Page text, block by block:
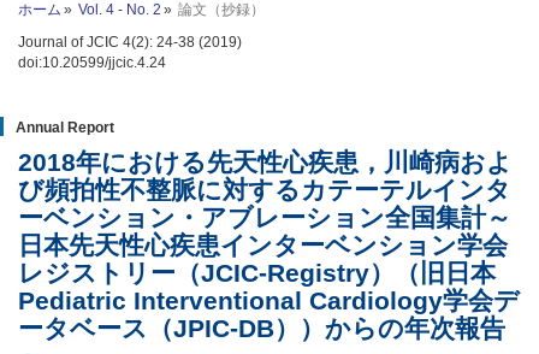
ホーム Vol. 4 - No. 2
論文（抄録）
Journal of JCIC 4(2): 24-38 (2019)
doi:10.20599/jjcic.4.24
Annual Report
2018年における先天性心疾患，川崎病およ
び頻拍性不整脈に対するカテーテルインタ
ーベンション・アブレーション全国集計～
日本先天性心疾患インターベンション学会
レジストリー（JCIC-Registry）（旧日本
Pediatric Interventional Cardiology学会デ
ータベース（JPIC-DB））からの年次報告